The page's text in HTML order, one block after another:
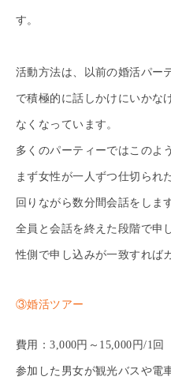
す。
活動方法は、以前の婚活パー
で積極的に話しかけにいかな
なくなっています。
多くのパーティーではこのよ
まず女性が一人ずつ仕切られ
回りながら数分間会話をしま
全員と会話を終えた段階で申
性側で申し込みが一致すれば
③婚活ツアー
費用：3,000円～15,000円/1回
参加した男女が観光バスや電